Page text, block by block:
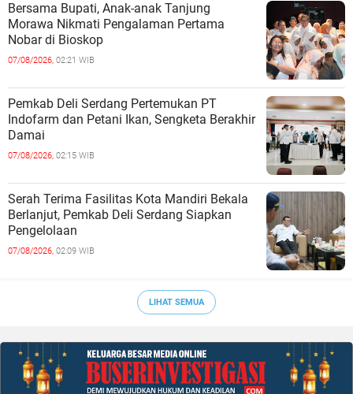
Bersama Bupati, Anak-anak Tanjung
Morawa Nikmati Pengalaman Pertama
Nobar di Bioskop
07/08/2026, 02:21 WIB
Pemkab Deli Serdang Pertemukan PT
Indofarm dan Petani Ikan, Sengketa Berakhir
Damai
07/08/2026, 02:15 WIB
Serah Terima Fasilitas Kota Mandiri Bekala
Berlanjut, Pemkab Deli Serdang Siapkan
Pengelolaan
07/08/2026, 02:09 WIB
LIHAT SEMUA